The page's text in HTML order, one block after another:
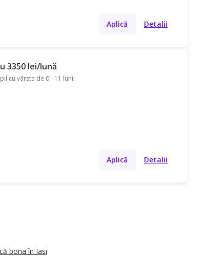
Aplică Detalii
3350 lei/lună
cu vârsta de 0 - 11 luni.
Aplică Detalii
bona în Iasi